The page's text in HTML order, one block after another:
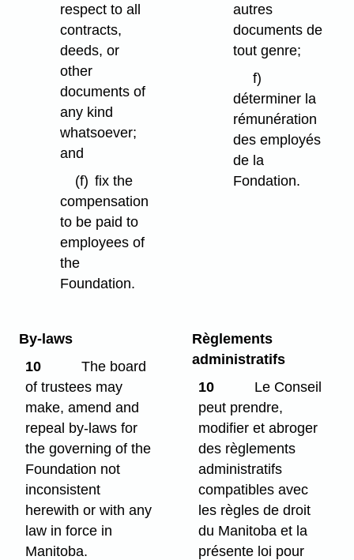
respect to all
contracts,
deeds, or
other
documents of
any kind
whatsoever;
and
(f) fix the
compensation
to be paid to
employees of
the
Foundation.
autres
documents de
tout genre;
f)
déterminer la
rémunération
des employés
de la
Fondation.
By-laws
10
The board
of trustees may
make, amend and
repeal by-laws for
the governing of the
Foundation not
inconsistent
herewith or with any
law in force in
Manitoba.
Règlements
administratifs
10
Le Conseil
peut prendre,
modifier et abroger
des règlements
administratifs
compatibles avec
les règles de droit
du Manitoba et la
présente loi pour